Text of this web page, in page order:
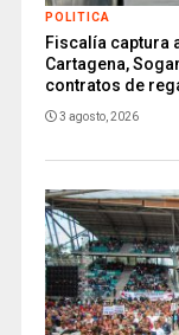
POLITICA
Fiscalía captura
Cartagena,
contratos de
3 agosto, 2026